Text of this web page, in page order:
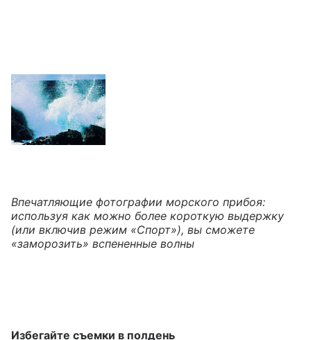
Впечатляющие фотографии морского прибоя:
используя как можно более короткую выдержку
(или включив режим «Спорт»), вы сможете
«заморозить» вспененные волны
Избегайте съемки в полдень